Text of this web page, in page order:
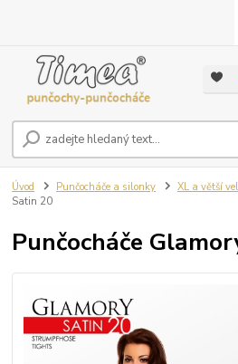
Úvod Punčocháče a silonky XL a větší
Satin 20
Punčocháče